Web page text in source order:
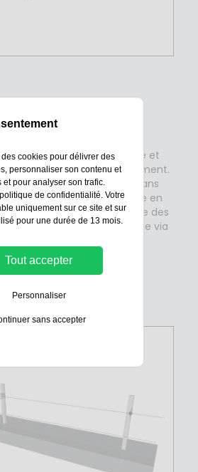
permet de surveiller
périmètre de la Gard’Active et
enbasse tensionuniquement.
en pied de clôture ou dans
et contrôle le système en
cas de tentative de coupure des
circuit, il détecte et signale via
des cookies pour délivrer des
personnaliser son contenu et
et pour analyser son trafic.
politique de confidentialité. Votre
uniquement sur ce site et sur
pour une durée de 13 mois.
Tout accepter
Personnaliser
sans accepter